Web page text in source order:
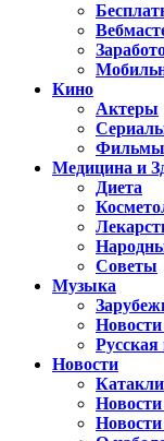
Кино
Актеры
Фильмы
Медицина и
Диета
Советы
Музыка
Новости
Новости